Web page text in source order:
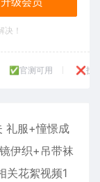
决！
✅官测可用 ❌技
礼服+憧憬成
伊织+吊带袜
关花絮视频1